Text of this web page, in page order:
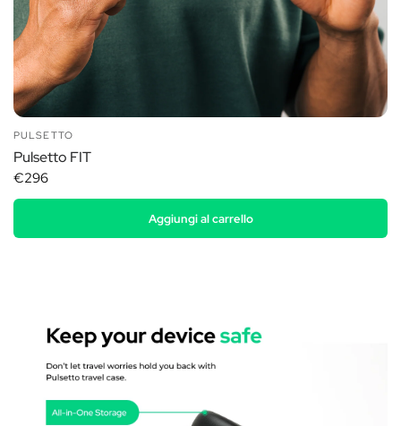
PULSETTO
Pulsetto FIT
€296
Aggiungi al carrello